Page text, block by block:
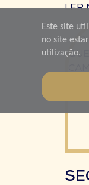
Este site
no site
utilização.
LER